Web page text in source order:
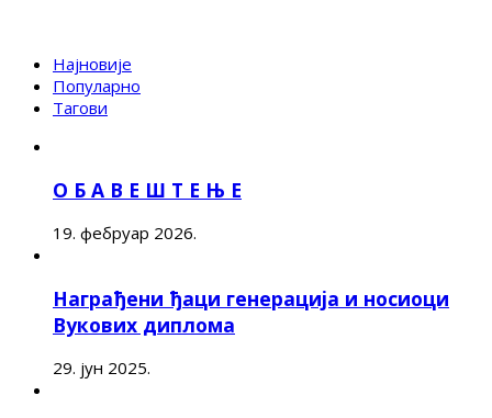
Најновије
Популарно
Тагови
О Б А В Е Ш Т Е Њ Е
19. фебруар 2026.
Награђени ђаци генерација и носиоци
Вукових диплома
29. јун 2025.